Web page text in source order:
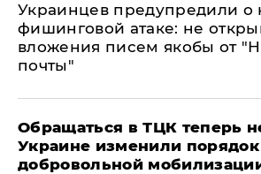
Украинцев предупредили о
фишинговой атаке: не
вложения писем якобы от
почты"
Обращаться в ТЦК теперь
Украине изменили порядок
добровольной